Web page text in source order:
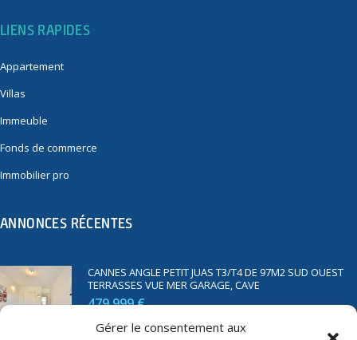
Gérer le consentement aux
LIENS RAPIDES
Appartement
Villas
Immeuble
Fonds de commerce
Immobilier pro
ANNONCES RÉCENTES
CANNES ANGLE PETIT JUAS T3/T4 DE 97M2 SUD OUEST
TERRASSES VUE MER GARAGE, CAVE
479 999 €